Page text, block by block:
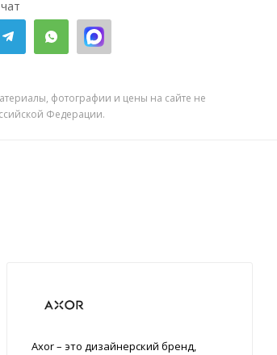
фотографии и цены на сайте не
Федерации.
Axor – это дизайнерский бренд,